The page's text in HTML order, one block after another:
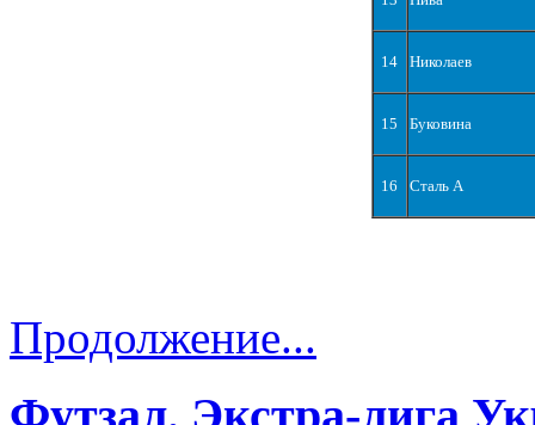
14 Николаев
15 Буковина
16 Сталь А
Продолжение...